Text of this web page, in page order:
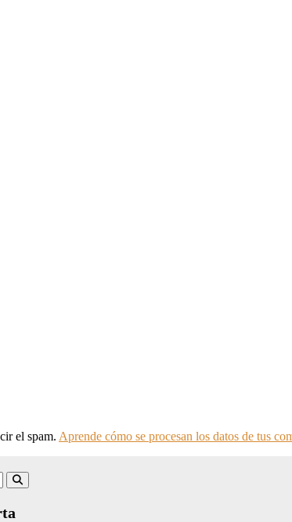
el spam. Aprende cómo se procesan los datos de tus